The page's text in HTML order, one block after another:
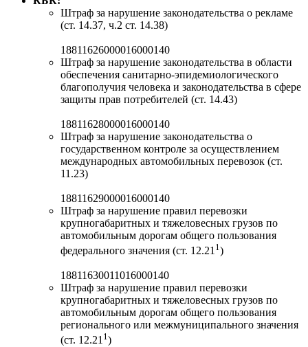
Штраф за нарушение законодательства о рекламе
(ст. 14.37, ч.2 ст. 14.38)
18811626000016000140
Штраф за нарушение законодательства в области
обеспечения санитарно-эпидемиологического
благополучия человека и законодательства в сфере
защиты прав потребителей (ст. 14.43)
18811628000016000140
Штраф за нарушение законодательства о
государственном контроле за осуществлением
международных автомобильных перевозок (ст.
11.23)
18811629000016000140
Штраф за нарушение правил перевозки
крупногабаритных и тяжеловесных грузов по
автомобильным дорогам общего пользования
федерального значения (ст. 12.21 1 )
18811630011016000140
Штраф за нарушение правил перевозки
крупногабаритных и тяжеловесных грузов по
автомобильным дорогам общего пользования
регионального или межмуниципального значения
(ст. 12.211)